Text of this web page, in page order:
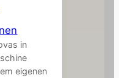
in
eigenen